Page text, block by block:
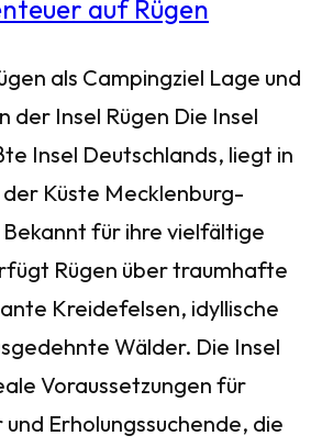
als Campingziel Lage und
der Insel Rügen Die Insel
Insel Deutschlands, liegt in
Küste Mecklenburg-
für ihre vielfältige
Rügen über traumhafte
Kreidefelsen, idyllische
Wälder. Die Insel
Voraussetzungen für
Erholungssuchende, die